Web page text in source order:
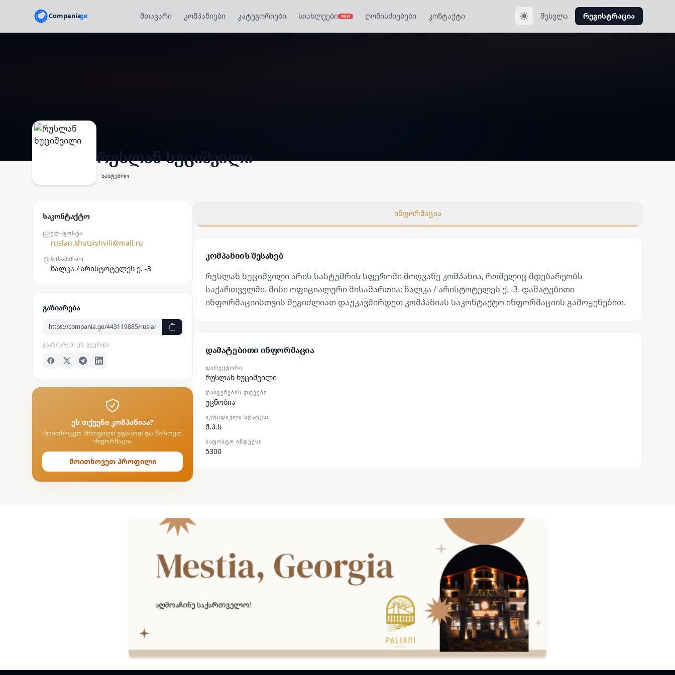
მთავარი კომპანიები კატეგორიები სიახლეები NEW ღონისძიებები კონტაქტი შესვლა რეგისტრაცია
რუსლან ხუციშვილი
სასტუმრო
საკონტაქტო
ᲔᲚ-ᲤᲝᲡᲢᲐ
ruslan.khutsishvili@mail.ru
ᲛᲘᲡᲐᲛᲐᲠᲗᲘ
წალკა / არისტოტელეს ქ. -3
გაზიარება
ᲒᲐᲐᲖᲘᲐᲠᲔᲗ ᲔᲡ ᲒᲕᲔᲠᲓᲘ
ეს თქვენი კომპანიაა?
მოითხოვეთ პროფილი უფასოდ და მართეთ
ინფორმაცია
მოითხოვეთ პროფილი
ინფორმაცია
კომპანიის შესახებ
რუსლან ხუციშვილი არის სასტუმრის სფეროში მოღვაწე კომპანია, რომელიც მდებარეობს
საქართველში. მისი ოფიციალური მისამართია: წალკა / არისტოტელეს ქ. -3. დამატებითი
ინფორმაციისთვის შეგიძლიათ დაუკავშირდეთ კომპანიას საკონტაქტო ინფორმაციის გამოყენებით.
დამატებითი ინფორმაცია
ᲓᲘᲠᲔᲥᲢᲝᲠᲘ
რუსლან ხუციშვილი
ᲓᲐᲡᲕᲔᲜᲔᲑᲘᲡ ᲓᲦᲔᲔᲑᲘ
უცნობია
ᲘᲣᲠᲘᲓᲘᲣᲚᲘ ᲡᲢᲐᲢᲣᲡᲘ
შ.პ.ს
ᲡᲐᲤᲝᲡᲢᲝ ᲘᲜᲓᲔᲥᲡᲘ
5300